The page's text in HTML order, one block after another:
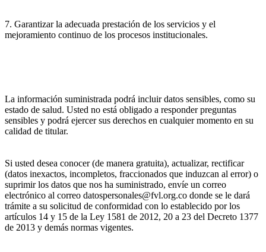
7. Garantizar la adecuada prestación de los servicios y el
mejoramiento continuo de los procesos institucionales.
La información suministrada podrá incluir datos sensibles, como su
estado de salud. Usted no está obligado a responder preguntas
sensibles y podrá ejercer sus derechos en cualquier momento en su
calidad de titular.
Si usted desea conocer (de manera gratuita), actualizar, rectificar
(datos inexactos, incompletos, fraccionados que induzcan al error) o
suprimir los datos que nos ha suministrado, envíe un correo
electrónico al correo datospersonales@fvl.org.co donde se le dará
trámite a su solicitud de conformidad con lo establecido por los
artículos 14 y 15 de la Ley 1581 de 2012, 20 a 23 del Decreto 1377
de 2013 y demás normas vigentes.